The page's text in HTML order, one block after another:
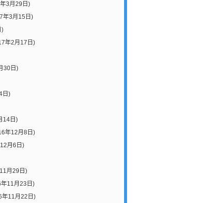
3月29日)
年3月15日)
)
年2月17日)
30日)
日)
14日)
年12月8日)
月6日)
月29日)
11月23日)
年11月22日)